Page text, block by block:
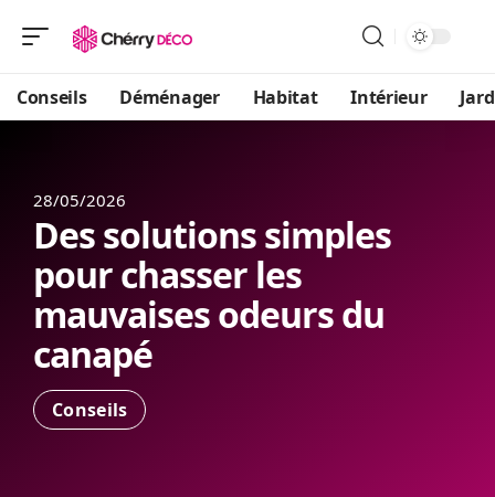
Conseils Déménager Habitat Intérieur
28/05/2026
Des solutions simples
pour chasser les
mauvaises odeurs du
canapé
Conseils